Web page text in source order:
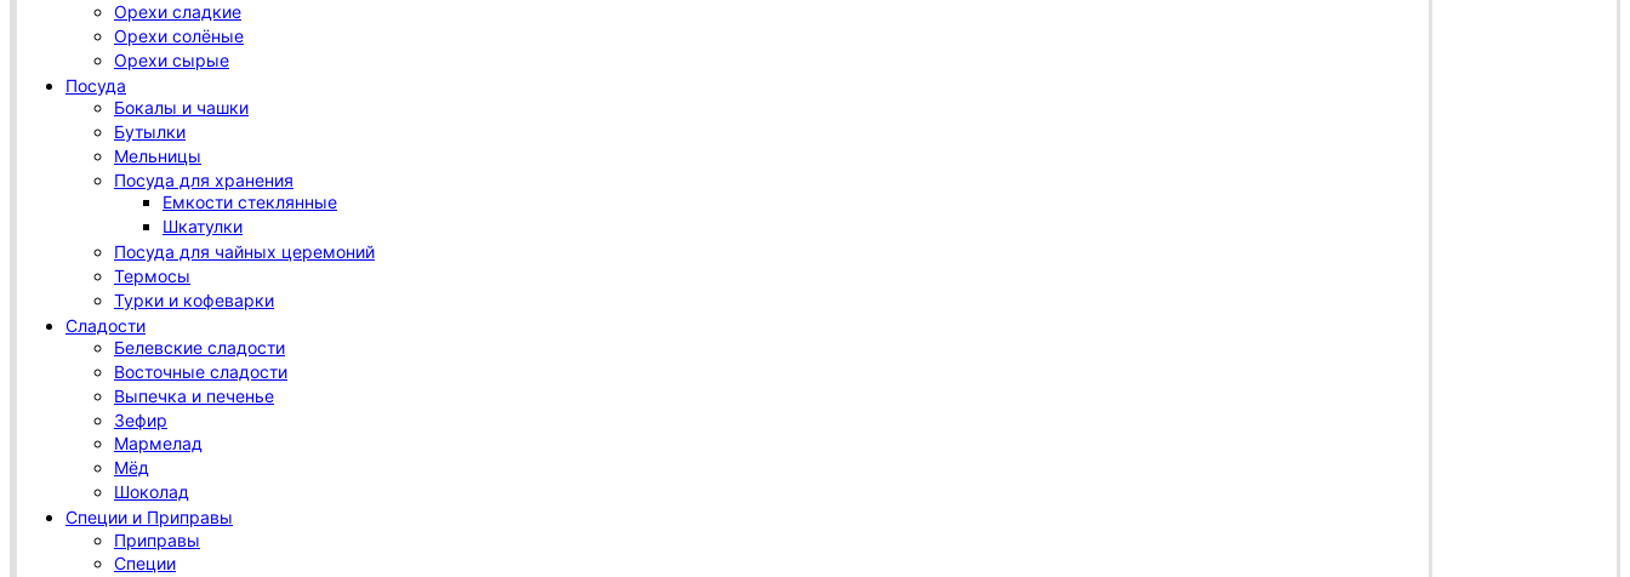
Орехи сладкие
Орехи солёные
Орехи сырые
Посуда
Бокалы и чашки
Бутылки
Мельницы
Посуда для хранения
Емкости стеклянные
Шкатулки
Посуда для чайных церемоний
Термосы
Турки и кофеварки
Сладости
Белевские сладости
Восточные сладости
Выпечка и печенье
Зефир
Мармелад
Мёд
Шоколад
Специи и Приправы
Приправы
Специи